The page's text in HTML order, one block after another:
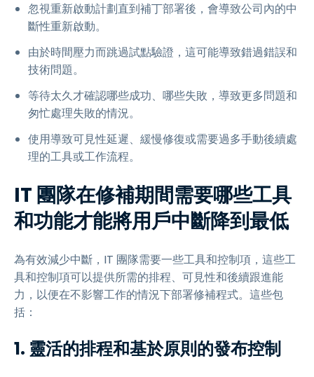
忽視重新啟動計劃直到補丁部署後，會導致公司內的中
斷性重新啟動。
由於時間壓力而跳過試點驗證，這可能導致錯過錯誤和
技術問題。
等待太久才確認哪些成功、哪些失敗，導致更多問題和
匆忙處理失敗的情況。
使用導致可見性延遲、緩慢修復或需要過多手動後續處
理的工具或工作流程。
IT 團隊在修補期間需要哪些工具
和功能才能將用戶中斷降到最低
為有效減少中斷，IT 團隊需要一些工具和控制項，這些工
具和控制項可以提供所需的排程、可見性和後續跟進能
力，以便在不影響工作的情況下部署修補程式。這些包
括：
1. 靈活的排程和基於原則的發布控制